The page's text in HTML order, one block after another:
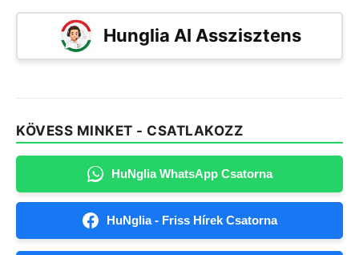
Hunglia AI Asszisztens
KÖVESS MINKET - CSATLAKOZZ
HuNglia WhatsApp Csatorna
HuNglia - Friss Hírek Csatorna